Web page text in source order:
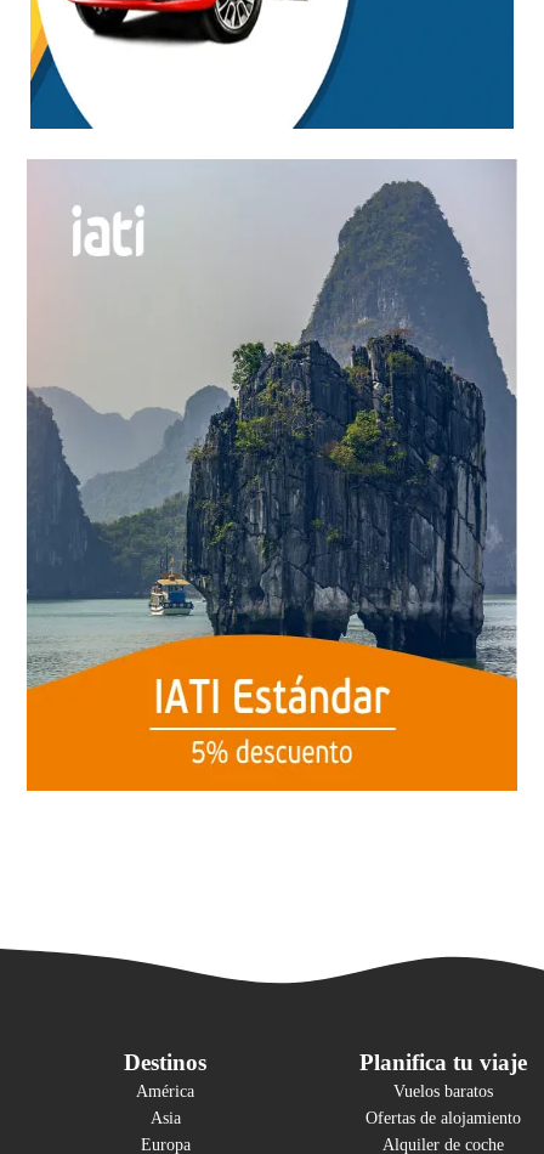
Destinos
América
Asia
Europa
Planifica tu viaje
Vuelos baratos
Ofertas de alojamiento
Alquiler de coche